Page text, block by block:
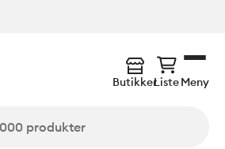
ButikkerListeMeny